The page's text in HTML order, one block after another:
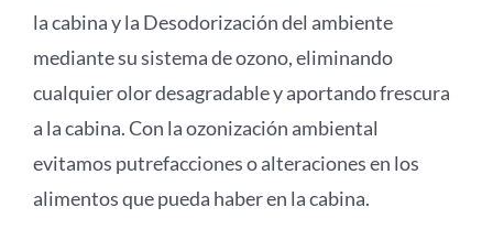
la cabina y la Desodorización del ambiente
mediante su sistema de ozono, eliminando
cualquier olor desagradable y aportando frescura
a la cabina. Con la ozonización ambiental
evitamos putrefacciones o alteraciones en los
alimentos que pueda haber en la cabina.